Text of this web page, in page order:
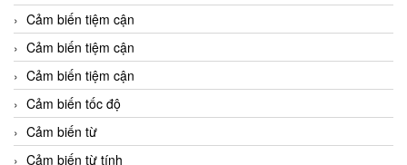
Cảm biến tiệm cận
Cảm biến tiệm cận
Cảm biến tiệm cận
Cảm biến tốc độ
Cảm biến từ
Cảm biến từ tính